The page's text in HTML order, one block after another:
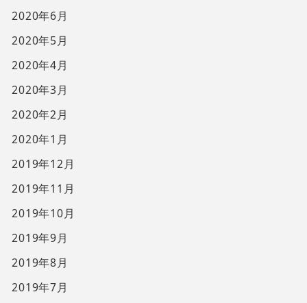
2020年6月
2020年5月
2020年4月
2020年3月
2020年2月
2020年1月
2019年12月
2019年11月
2019年10月
2019年9月
2019年8月
2019年7月